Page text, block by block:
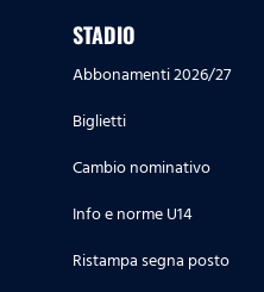
STADIO
Abbonamenti 2026/27
Biglietti
Cambio nominativo
Info e norme U14
Ristampa segna posto